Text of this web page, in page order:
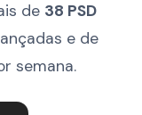
de 38 PSD
e de
semana.